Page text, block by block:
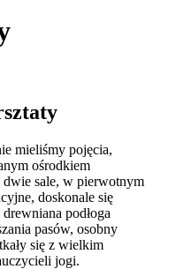
mieliśmy pojęcia,
ośrodkiem
sale, w pierwotnym
doskonale się
podłoga
pasów, osobny
się z wielkim
jogi.